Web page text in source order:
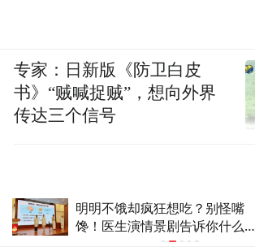
明明不饿却疯狂想吃？别怪嘴
馋！医生演情景剧告诉你什么是
专家：日新版《防卫白皮
书》“贼喊捉贼”，想向外界
传达三个信号